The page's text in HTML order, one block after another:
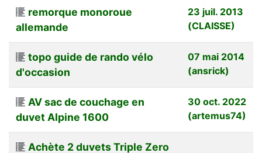
remorque monoroue
allemande
23 juil. 2013
(CLAISSE)
topo guide de rando vélo
d'occasion
07 mai 2014
(ansrick)
AV sac de couchage en
duvet Alpine 1600
30 oct. 2022
(artemus74)
Achète 2 duvets Triple Zero